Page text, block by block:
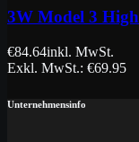
3W Model 3
€84.64inkl. MwSt.
Exkl. MwSt.: €69.95
Unternehmensinfo